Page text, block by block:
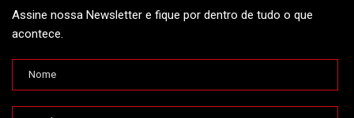
Assine nossa Newsletter e fique por dentro de tudo o que
acontece.